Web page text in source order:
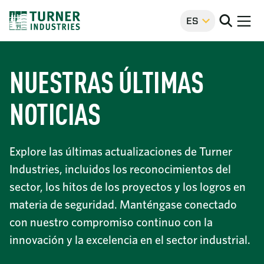
Ir al contenido principal
Quiénes somos
65 YEARS OF INDUSTRIAL
INNOVATION
Quiénes somos
Seguridad
Desarrollo de la mano de obra
Qué hacemos
SERVICIOS
OFICINAS
INNOVACIÓN Y TECNOLOGÍA
Carreras
FORMAR PARTE DE ALGO GRANDE
Noticias y medios
ÚLTIMA
TURNER INDUSTRIES NAMED ENR TEXAS &
Contacto
ES
NUESTRAS ÚLTIMAS
NOTICIAS
Explore las últimas actualizaciones de Turner
Industries, incluidos los reconocimientos del
sector, los hitos de los proyectos y los logros en
materia de seguridad. Manténgase conectado
con nuestro compromiso continuo con la
innovación y la excelencia en el sector industrial.